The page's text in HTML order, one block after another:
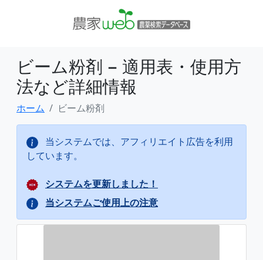
ビーム粉剤 − 適用表・使用方
法など詳細情報
ホーム ビーム粉剤
当システムでは、アフィリエイト広告を利用
しています。
システムを更新しました！
当システムご使用上の注意